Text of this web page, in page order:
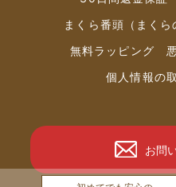
まくら番頭（まくら
無料ラッピング
個人情報の
お問